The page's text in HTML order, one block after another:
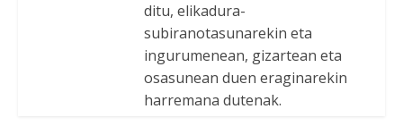
ditu, elikadura-
subiranotasunarekin eta
ingurumenean, gizartean eta
osasunean duen eraginarekin
harremana dutenak.